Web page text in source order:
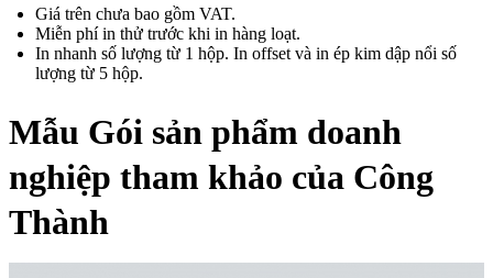
Giá trên chưa bao gồm VAT.
Miễn phí in thử trước khi in hàng loạt.
In nhanh số lượng từ 1 hộp. In offset và in ép kim dập nổi số
lượng từ 5 hộp.
Mẫu Gói sản phẩm doanh
nghiệp tham khảo của Công
Thành